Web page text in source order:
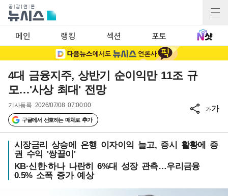
메인 랭킹 섹션 포토
4대 금융지주, 상반기 순이익만 11조 규
모…'사상 최대' 전망
기사등록 2026/07/08 07:00:00
구글에서 선호하는 매체로 추가
가가
시장금리 상승에 은행 이자이익 늘고, 증시 활황에 증
권 수익 '쌍끌이'
KB·신한·하나 나란히 6%대 성장 관측…우리금융
0.5% 소폭 증가 예상